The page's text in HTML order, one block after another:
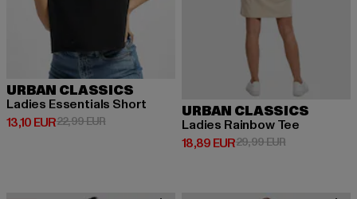
URBAN CLASSICS
Ladies Essentials Short
13,10 EUR
Derzeitiger Preis: 13,10 EUR
22,99 EURAktionspreis: 22,99 EUR
URBAN CLASSICS
Ladies Rainbow Tee
18,89 EUR
Derzeitiger Preis: 18,89 EUR
29,99 EURAktionspreis: